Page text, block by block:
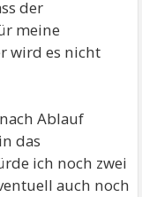
der
meine
wird es nicht
Ablauf
das
ich noch zwei
auch noch